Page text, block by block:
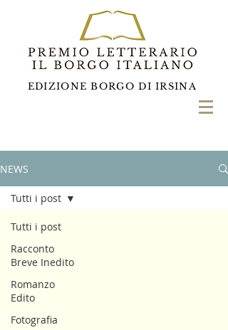
EDIZIONE BORGO DI IRSINA
NEWS
Tutti i post
Racconto
Breve Inedito
Romanzo
Edito
Fotografia
Tutti i post